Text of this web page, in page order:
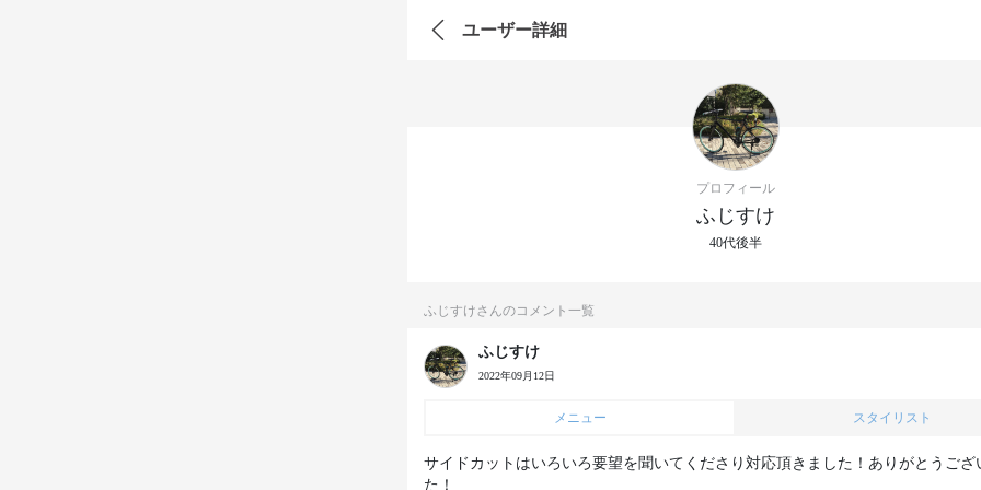
ユーザー詳細
プロフィール
ふじすけ
40代後半
ふじすけさんのコメント一覧
ふじすけ
2022年09月12日
メニュー スタイリスト
サイドカットはいろいろ要望を聞いてくださり対応頂きました！ありがとうござ
た！